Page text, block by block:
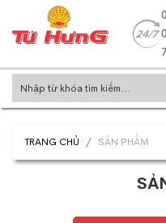
TRANG CHỦ SẢN PHẨM